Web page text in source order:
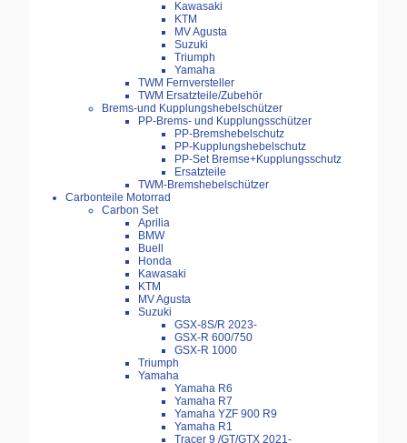
Kawasaki
KTM
MV Agusta
Suzuki
Triumph
Yamaha
TWM Fernversteller
TWM Ersatzteile/Zubehör
Brems-und Kupplungshebelschützer
PP-Brems- und Kupplungsschützer
PP-Bremshebelschutz
PP-Kupplungshebelschutz
PP-Set Bremse+Kupplungsschutz
Ersatzteile
TWM-Bremshebelschützer
Carbonteile Motorrad
Carbon Set
Aprilia
BMW
Buell
Honda
Kawasaki
KTM
MV Agusta
Suzuki
GSX-8S/R 2023-
GSX-R 600/750
GSX-R 1000
Triumph
Yamaha
Yamaha R6
Yamaha R7
Yamaha YZF 900 R9
Yamaha R1
Tracer 9 /GT/GTX 2021-